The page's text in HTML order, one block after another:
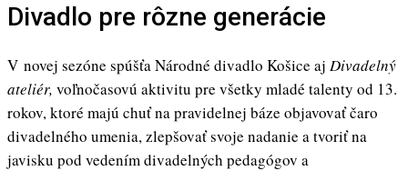
Divadlo pre rôzne generácie
V novej sezóne spúšťa Národné divadlo Košice aj Divadelný
ateliér, voľnočasovú aktivitu pre všetky mladé talenty od 13.
rokov, ktoré majú chuť na pravidelnej báze objavovať čaro
divadelného umenia, zlepšovať svoje nadanie a tvoriť na
javisku pod vedením divadelných pedagógov a